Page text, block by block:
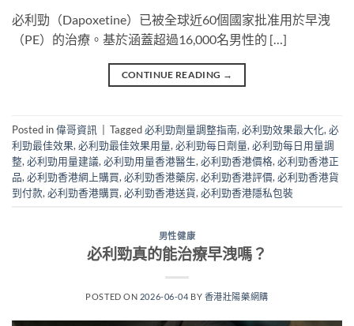
必利勁（Dapoxetine）已被全球近60個國家批准用於早洩
（PE）的治療。基於涵蓋超過16,000名男性的 […]
CONTINUE READING →
Posted in偉哥資訊 Tagged必利勁劑量調整指南, 必利勁效果最大化, 必
利勁最佳效果, 必利勁最佳效果用量, 必利勁每日劑量, 必利勁每日用量調
整, 必利勁用量建議, 必利勁用量香港醫生, 必利勁香港價格, 必利勁香港正
品, 必利勁香港網上購買, 必利勁香港藥房, 必利勁香港評價, 必利勁香港貨
到付款, 必利勁香港購買, 必利勁香港送貨, 必利勁香港隱私包裝
男性健康
必利勁真的能治療早洩嗎？
POSTED ON 2026-06-04 BY 香港壯陽藥網購